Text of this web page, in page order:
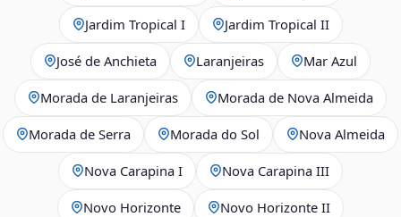
Jardim Tropical I Jardim Tropical II
José de Anchieta Laranjeiras Mar Azul
Morada de Laranjeiras Morada de Nova Almeida
Morada de Serra Morada do Sol Nova Almeida
Nova Carapina I Nova Carapina III
Novo Horizonte Novo Horizonte II